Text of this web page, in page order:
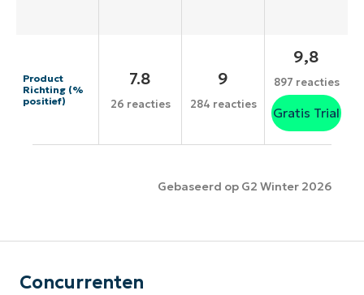
Product
Richting (%
positief)
7.8
26 reacties
9
284 reacties
9,8
897 reacties
Gratis Trial
Gebaseerd op G2 Winter 2026
Concurrenten